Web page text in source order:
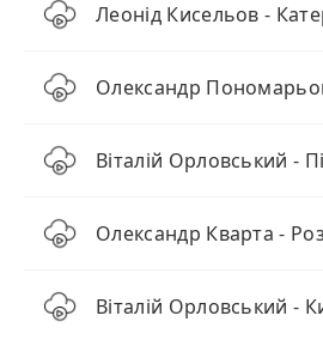
Леонід Кисельов -
Олександр